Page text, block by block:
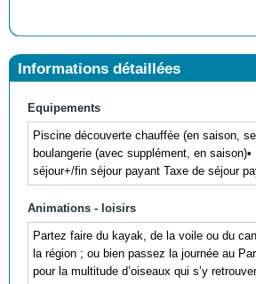
Informations détaillées
Equipements
Piscine découverte chauffée (en saison,
boulangerie (avec supplément, en
séjour+/fin séjour payant Taxe de séjour
Animations - loisirs
Partez faire du kayak, de la voile ou du
la région ; ou bien passez la journée au
pour la multitude d’oiseaux qui s’y